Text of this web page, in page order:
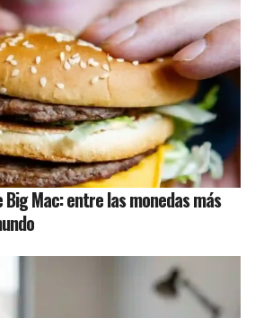
Mac: entre las monedas más